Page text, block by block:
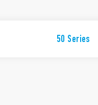
50 Series